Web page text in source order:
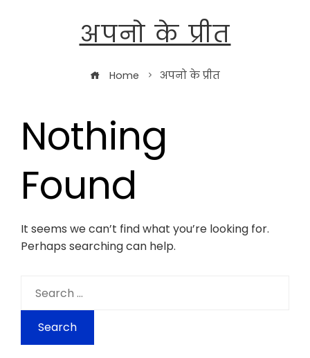
अपनो के प्रीत
Home अपनो के प्रीत
Nothing
Found
It seems we can’t find what you’re looking for.
Perhaps searching can help.
for: